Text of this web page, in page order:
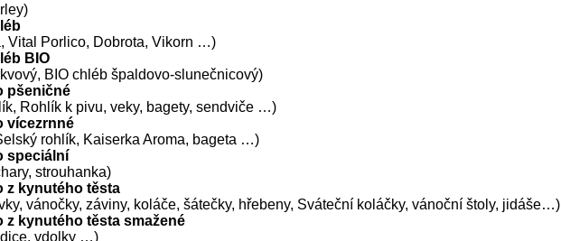
Vital Porlico, Dobrota, Vikorn …)
BIO
BIO chléb špaldovo-slunečnicový)
pšeničné
Rohlík k pivu, veky, bagety, sendviče …)
vícezrnné
rohlík, Kaiserka Aroma, bageta …)
speciální
strouhanka)
z kynutého těsta
vánočky, záviny, koláče, šátečky, hřebeny, Sváteční koláčky, vánoční štoly, jidáše…)
z kynutého těsta smažené
vdolky …)